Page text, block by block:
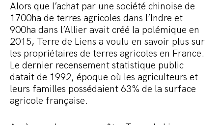
Alors que l’achat par une société chinoise de
1700ha de terres agricoles dans l’Indre et
900ha dans l’Allier avait créé la polémique en
2015, Terre de Liens a voulu en savoir plus sur
les propriétaires de terres agricoles en France.
Le dernier recensement statistique public
datait de 1992, époque où les agriculteurs et
leurs familles possédaient 63% de la surface
agricole française.